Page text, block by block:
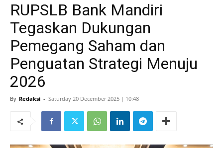
RUPSLB Bank Mandiri
Tegaskan Dukungan
Pemegang Saham dan
Penguatan Strategi Menuju
2026
By Redaksi - Saturday 20 December 2025 | 10:48